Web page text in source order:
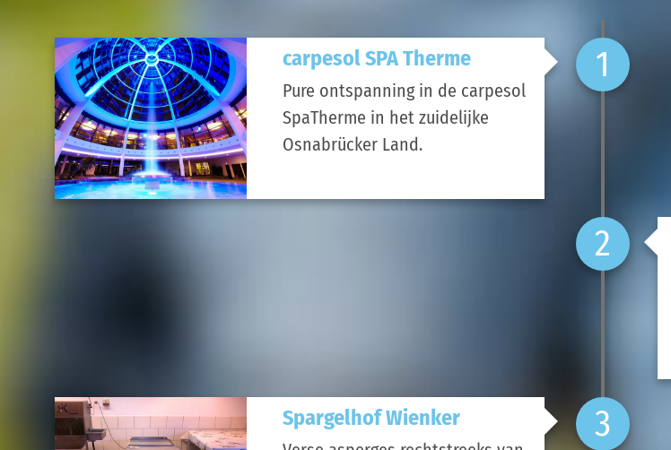
carpesol SPA Therme
Pure ontspanning in de carpesol
SpaTherme in het zuidelijke
Osnabrücker Land.
1
2
Spargelhof Wienker 3